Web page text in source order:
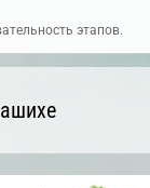
этапов.